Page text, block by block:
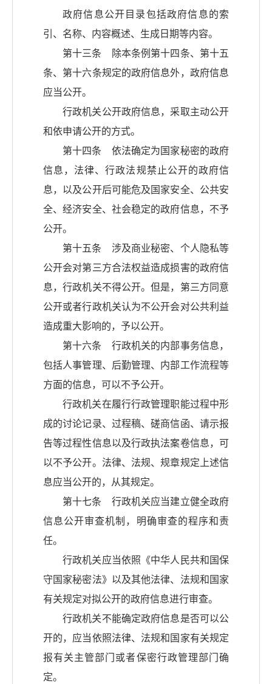
政府信息公开目录包括政府信息的索
引、名称、内容概述、生成日期等内容。
第十三条 除本条例第十四条、第十五
条、第十六条规定的政府信息外，政府信息
应当公开。
行政机关公开政府信息，采取主动公开
和依申请公开的方式。
第十四条 依法确定为国家秘密的政府
信息，法律、行政法规禁止公开的政府信
息，以及公开后可能危及国家安全、公共安
全、经济安全、社会稳定的政府信息，不予
公开。
第十五条 涉及商业秘密、个人隐私等
公开会对第三方合法权益造成损害的政府信
息，行政机关不得公开。但是，第三方同意
公开或者行政机关认为不公开会对公共利益
造成重大影响的，予以公开。
第十六条 行政机关的内部事务信息，
包括人事管理、后勤管理、内部工作流程等
方面的信息，可以不予公开。
行政机关在履行行政管理职能过程中形
成的讨论记录、过程稿、磋商信函、请示报
告等过程性信息以及行政执法案卷信息，可
以不予公开。法律、法规、规章规定上述信
息应当公开的，从其规定。
第十七条 行政机关应当建立健全政府
信息公开审查机制，明确审查的程序和责
任。
行政机关应当依照《中华人民共和国保
守国家秘密法》以及其他法律、法规和国家
有关规定对拟公开的政府信息进行审查。
行政机关不能确定政府信息是否可以公
开的，应当依照法律、法规和国家有关规定
报有关主管部门或者保密行政管理部门确
定。